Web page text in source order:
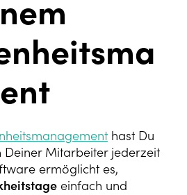
hast Du
Deiner Mitarbeiter jederzeit
ermöglicht es,
einfach und